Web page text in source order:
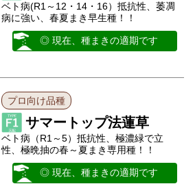
ベト病(R1～12・14・16）抵抗性、萎凋
病に強い、春夏まき早生種！！
◎ 現在、種まきの適期です
プロ向け品種
サマートップ法蓮草
ベト病（R1～5）抵抗性、極濃緑で立
性、極晩抽の春～夏まき専用種！！
◎ 現在、種まきの適期です